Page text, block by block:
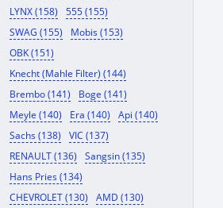
LYNX (158)
555 (155)
SWAG (155)
Mobis (153)
OBK (151)
Knecht (Mahle Filter) (144)
Brembo (141)
Boge (141)
Meyle (140)
Era (140)
Api (140)
Sachs (138)
VIC (137)
RENAULT (136)
Sangsin (135)
Hans Pries (134)
CHEVROLET (130)
AMD (130)